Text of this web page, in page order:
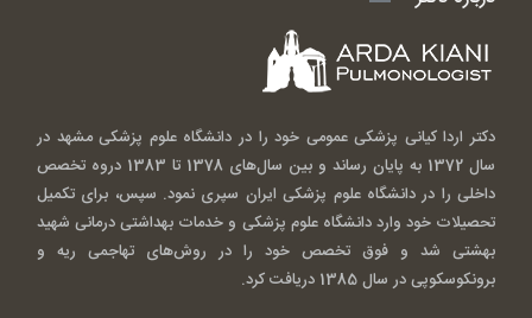
دکتر اردا کیانی پزشکی عمومی خود را در دانشگاه علوم پزشکی مشهد در
سال 1372 به پایان رساند و بین سال‌های 1378 تا 1383 دروه تخصص
داخلی را در دانشگاه علوم پزشکی ایران سپری نمود. سپس، برای تکمیل
تحصیلات خود وارد دانشگاه علوم پزشکی و خدمات بهداشتی درمانی شهید
بهشتی شد و فوق تخصص خود را در روش‌های تهاجمی ریه و
برونکوسکوپی در سال 1385 دریافت کرد.